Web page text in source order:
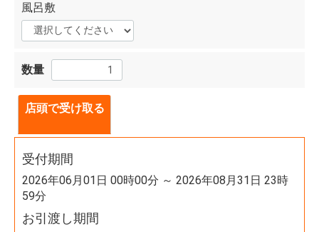
風呂敷
数量
店頭で受け取る
受付期間
2026年06月01日 00時00分 ～ 2026年08月31日 23時
59分
お引渡し期間